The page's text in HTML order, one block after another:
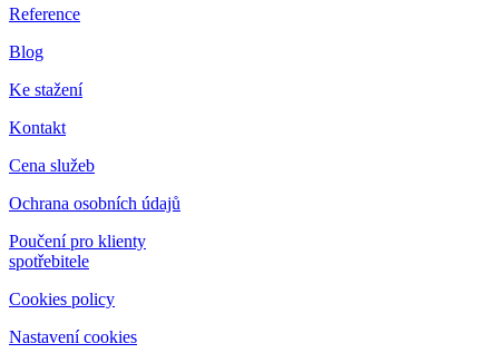
Reference
Blog
Ke stažení
Kontakt
Cena služeb
Ochrana osobních údajů
Poučení pro klienty
spotřebitele
Cookies policy
Nastavení cookies